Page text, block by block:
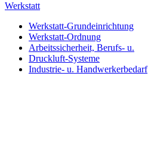
Werkstatt
Werkstatt-Grundeinrichtung
Werkstatt-Ordnung
Arbeitssicherheit, Berufs- u.
Druckluft-Systeme
Industrie- u. Handwerkerbedarf